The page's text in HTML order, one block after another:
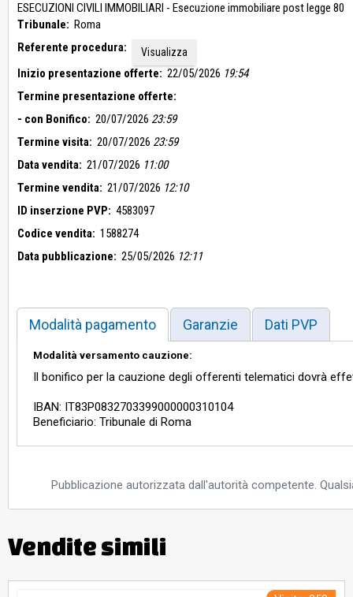
ESECUZIONI CIVILI IMMOBILIARI - Esecuzione immobiliare post legge 80
Tribunale: Roma
Referente procedura:
Visualizza
Inizio presentazione offerte: 22/05/2026 19:54
Termine presentazione offerte:
- con Bonifico: 20/07/2026 23:59
Termine visita: 20/07/2026 23:59
Data vendita: 21/07/2026 11:00
Termine vendita: 21/07/2026 12:10
ID inserzione PVP: 4583097
Codice vendita: 1588274
Data pubblicazione: 25/05/2026 12:11
Modalità pagamento Garanzie Dati PVP
Modalità versamento cauzione:
Il bonifico per la cauzione degli offerenti telematici dovrà
IBAN: IT83P0832703399000000310104
Beneficiario: Tribunale di Roma
Pubblicazione autorizzata dall'autorità competente.
Vendite simili